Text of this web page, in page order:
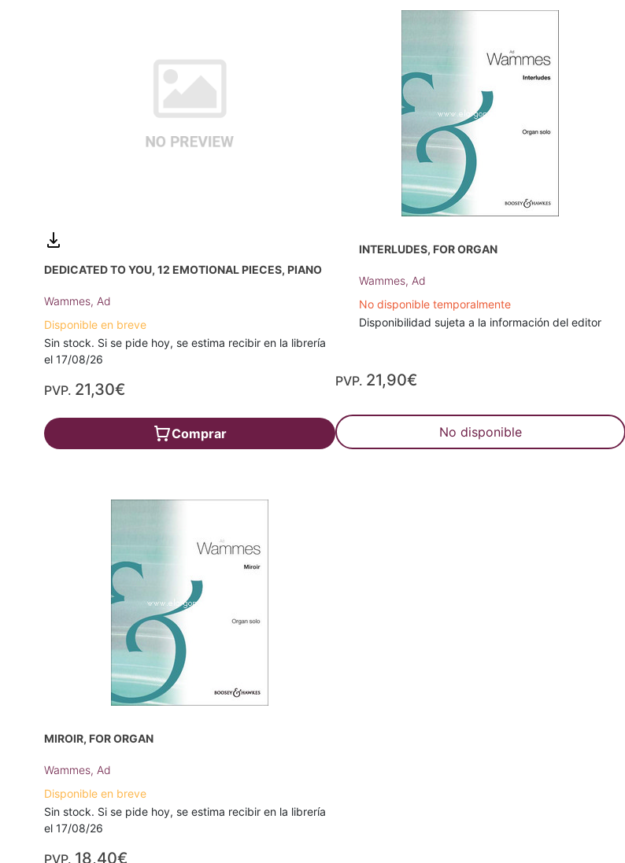
DEDICATED TO YOU, 12 EMOTIONAL PIECES, PIANO
Wammes, Ad
Disponible en breve
Sin stock. Si se pide hoy, se estima recibir en la librería
el 17/08/26
PVP. 21,30€
Comprar
INTERLUDES, FOR ORGAN
Wammes, Ad
No disponible temporalmente
Disponibilidad sujeta a la información del editor
PVP. 21,90€
No disponible
MIROIR, FOR ORGAN
Wammes, Ad
Disponible en breve
Sin stock. Si se pide hoy, se estima recibir en la librería
el 17/08/26
PVP. 18,40€